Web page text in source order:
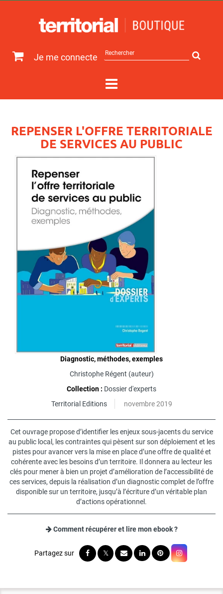
Je me connecte
sur
REPENSER L'OFFRE TERRITORIALE
DE SERVICES AU PUBLIC
Diagnostic, méthodes, exemples
Christophe Régent (auteur)
Collection : Dossier d'experts
Territorial Editions
novembre 2019
Cet ouvrage propose d’identifier les enjeux sous-jacents du service
au public local, les contraintes qui pèsent sur son déploiement et les
pistes pour avancer vers la mise en place d’une offre de qualité et
cohérente avec les besoins d’un territoire. Il donnera au lecteur les
clés pour mener à bien un projet d’amélioration de l’accessibilité de
ces services, depuis la réalisation d’un diagnostic complet de l’offre
disponible sur un territoire, jusqu’à l’écriture d’un véritable plan
d’actions opérationnel.
Comment récupérer et lire mon ebook ?